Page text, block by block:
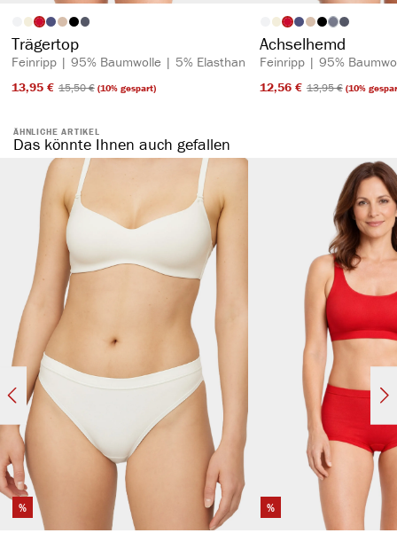
Artikelfarbeauswählen
Trägertop
Feinripp | 95% Baumwolle | 5% Elasthan
13,95 €​ 15,50 €​(10% gespart)
Artikelfarbe(Diese Option
Achselhemd
Feinripp | 95%
12,56 €​ 13,95 €​(10%
ÄHNLICHE ARTIKEL
Das könnte Ihnen auch gefallen
% %